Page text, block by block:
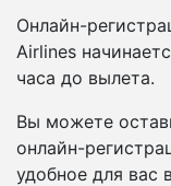
Онлайн-
Airlines
часа до вылета.
Вы можете
онлайн-
удобное для вас